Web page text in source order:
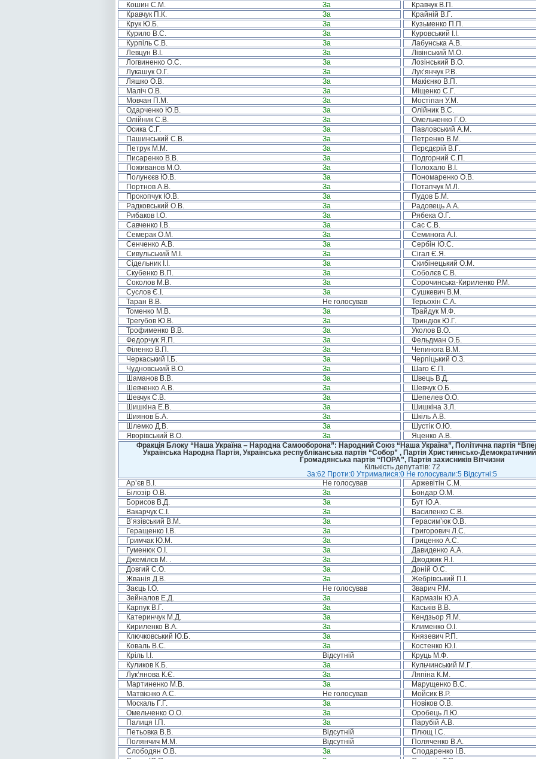
Кошин С.М.
За Кравчук В.П.
Кравчук П.К.
За Крайній В.Г.
Крук Ю.Б.
За Кузьменко П.П.
Курило В.С.
За Куровський І.І.
Курпіль С.В.
За Лабунська А.В.
Левцун В.І.
За Лівінський М.О.
Логвиненко О.С.
За Лозінський В.О.
Лукашук О.Г.
За Лук’янчук Р.В.
Ляшко О.В.
За Макієнко В.П.
Маліч О.В.
За Міщенко С.Г.
Мовчан П.М.
За Мостіпан У.М.
Одарченко Ю.В.
За Олійник В.С.
Олійник С.В.
За Омельченко Г.О.
Осика С.Г.
За Павловський А.М.
Пашинський С.В.
За Петренко В.М.
Петрук М.М.
За Пєрєдєрій В.Г.
Писаренко В.В.
За Подгорний С.П.
Поживанов М.О.
За Полохало В.І.
Полунєєв Ю.В.
За Пономаренко О.В.
Портнов А.В.
За Потапчук М.Л.
Прокопчук Ю.В.
За Пудов Б.М.
Радковський О.В.
За Радовець А.А.
Рибаков І.О.
За Рябека О.Г.
Савченко І.В.
За Сас С.В.
Семерак О.М.
За Семинога А.І.
Сенченко А.В.
За Сербін Ю.С.
Сивульський М.І.
За Сігал Є.Я.
Сідельник І.І.
За Скибінецький О.М.
Скубенко В.П.
За Соболєв С.В.
Соколов М.В.
За Сорочинська-Кириленко Р.М.
Суслов Є.І.
За Сушкевич В.М.
Таран В.В.
Не голосував Терьохін С.А.
Томенко М.В.
За Трайдук М.Ф.
Трегубов Ю.В.
За Триндюк Ю.Г.
Трофименко В.В.
За Уколов В.О.
Федорчук Я.П.
За Фельдман О.Б.
Філенко В.П.
За Чепинога В.М.
Черкаський І.Б.
За Черпіцький О.З.
Чудновський В.О.
За Шаго Є.П.
Шаманов В.В.
За Швець В.Д.
Шевченко А.В.
За Шевчук О.Б.
Шевчук С.В.
За Шепелев О.О.
Шишкіна Е.В.
За Шишкіна З.Л.
Шиянов Б.А.
За Шкіль А.В.
Шлемко Д.В.
За Шустік О.Ю.
Яворівський В.О.
За Яценко А.В.
Фракція Блоку “Наша Україна – Народна Самооборона”: Народний Союз “Наша Україна”, Політична партія
Українська Народна Партія, Українська республіканська партія “Собор” , Партія Християнсько-
Громадянська партія “ПОРА”, Партія захисників Вітчизни
Кількість депутатів: 72
За:62 Проти:0 Утрималися:0 Не голосували:5 Відсутні:5
Ар’єв В.І.
Не голосував Аржевітін С.М.
Білозір О.В.
За Бондар О.М.
Борисов В.Д.
За Бут Ю.А.
Вакарчук С.І.
За Василенко С.В.
В’язівський В.М.
За Герасим’юк О.В.
Геращенко І.В.
За Григорович Л.С.
Гримчак Ю.М.
За Гриценко А.С.
Гуменюк О.І.
За Давиденко А.А.
Джемілєв М. .
За Джоджик Я.І.
Довгий С.О.
За Доній О.С.
Жванія Д.В.
За Жебрівський П.І.
Заєць І.О.
Не голосував Зварич Р.М.
Зейналов Е.Д.
За Кармазін Ю.А.
Карпук В.Г.
За Каськів В.В.
Катеринчук М.Д.
За Кендзьор Я.М.
Кириленко В.А.
За Клименко О.І.
Ключковський Ю.Б.
За Князевич Р.П.
Коваль В.С.
За Костенко Ю.І.
Кріль І.І.
Відсутній Круць М.Ф.
Куликов К.Б.
За Кульчинський М.Г.
Лук’янова К.Є.
За Ляпіна К.М.
Мартиненко М.В.
За Марущенко В.С.
Матвієнко А.С.
Не голосував Мойсик В.Р.
Москаль Г.Г.
За Новіков О.В.
Омельченко О.О.
За Оробець Л.Ю.
Палиця І.П.
За Парубій А.В.
Петьовка В.В.
Відсутній Плющ І.С.
Полянчич М.М.
Відсутній Поляченко В.А.
Слободян О.В.
За Сподаренко І.В.